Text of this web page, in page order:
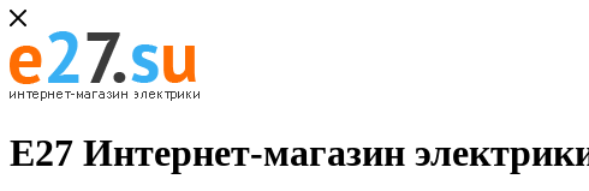
Е27 Интернет-магазин